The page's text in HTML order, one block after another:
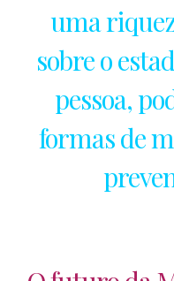
uma
sobre o
pessoa,
formas de